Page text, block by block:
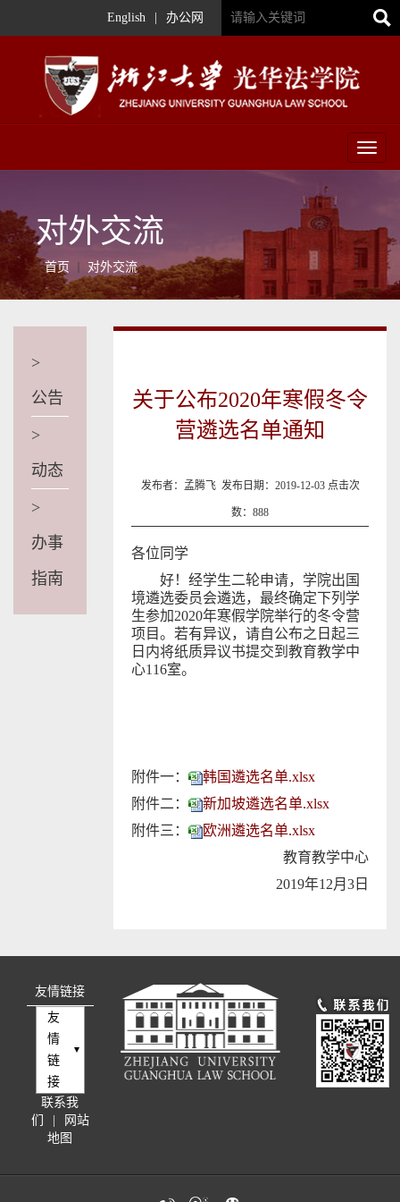
English 办公网
Toggle
对外交流
首页 对外交流
>
公告
>
动态
>
办事
指南
关于公布2020年寒假冬令
营遴选名单通知
发布者：孟腾飞 发布日期：2019-12-03 点击次
数： 888
各位同学
好！经学生二轮申请，学院出国
境遴选委员会遴选，最终确定下列学
生参加2020年寒假学院举行的冬令营
项目。若有异议，请自公布之日起三
日内将纸质异议书提交到教育教学中
心116室。
附件一：
韩国遴选名单.xlsx
附件二：
新加坡遴选名单.xlsx
附件三：
欧洲遴选名单.xlsx
教育教学中心
2019年12月3日
友情链接
友
情
链
接
联系我
们
网站
地图